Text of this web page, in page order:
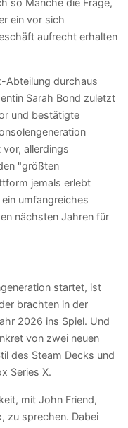
so Manche die Frage,
ein vor sich
aufrecht erhalten
Abteilung durchaus
Sarah Bond zuletzt
und bestätigte
allerdings
"größten
jemals erlebt
umfangreiches
nächsten Jahren für
startet, ist
brachten in der
2026 ins Spiel. Und
von zwei neuen
des Steam Decks und
Series X.
mit John Friend,
zu sprechen. Dabei